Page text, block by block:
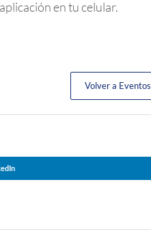
en tu celular.
Volver a Eventos